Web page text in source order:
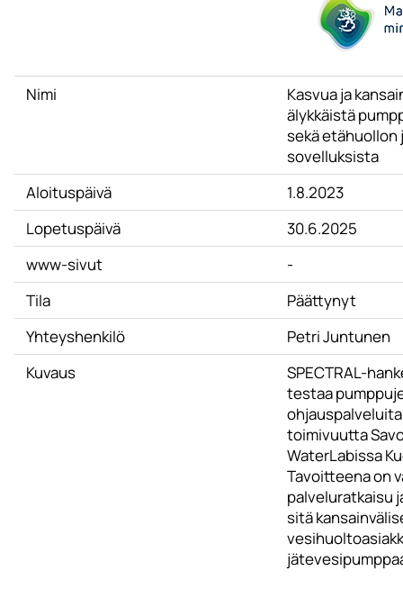
Nimi
Kasvua ja
älykkäistä
sekä etähuollon
sovelluksista
Aloituspäivä
1.8.2023
Lopetuspäivä
30.6.2025
www-sivut
-
Tila
Päättynyt
Yhteyshenkilö
Petri Juntunen
Kuvaus
SPECTRAL-
testaa
toimivuutta
WaterLabissa
Tavoitteena on
palveluratkaisu
sitä